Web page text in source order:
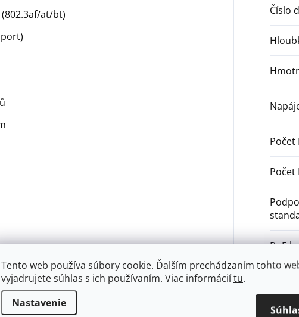
Tento web používa súbory cookie. Ďalším prechádzaním tohto
vyjadrujete súhlas s ich používaním. Viac informáciítu.
Nastavenie
at/bt)
port)
Číslo
Počet
Počet
PoE